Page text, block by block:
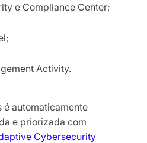
e Compliance Center;
Activity.
é automaticamente
e priorizada com
Cybersecurity